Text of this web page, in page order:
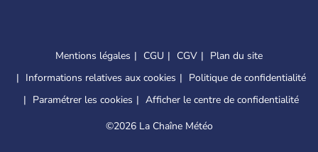
Mentions légales CGU CGV
Plan du site
Informations relatives aux cookies
Politique de confidentialité
Paramétrer les cookies
Afficher le centre de confidentialité
©2026 La Chaîne Météo